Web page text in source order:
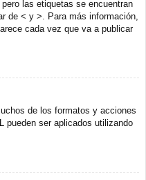
las etiquetas se encuentran
de < y >. Para más información,
cada vez que va a publicar
de los formatos y acciones
pueden ser aplicados utilizando